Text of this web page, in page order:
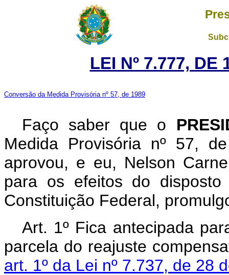
LEI Nº 7.777, DE
Conversão da Medida Provisória nº 57, de 1989
Faço saber que o
Medida Provisória nº 57,
aprovou, e eu, Nelson
para os efeitos do
Constituição Federal,
Art. 1º Fica antecipada
parcela do reajuste
art. 1º da Lei nº 7.737, de 28